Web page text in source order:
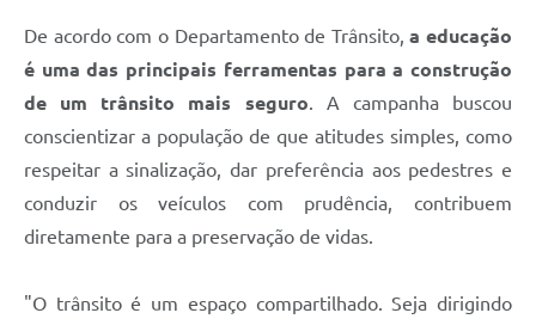
De acordo com o Departamento de Trânsito,a educação
é uma das principais ferramentas para a construção
de um trânsito mais seguro. A campanha buscou
conscientizar a população de que atitudes simples, como
respeitar a sinalização, dar preferência aos pedestres e
conduzir os veículos com prudência, contribuem
diretamente para a preservação de vidas.
"O trânsito é um espaço compartilhado. Seja dirigindo